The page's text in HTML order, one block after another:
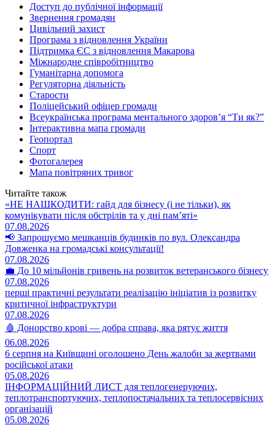
Доступ до публічної інформації
Звернення громадян
Цивільний захист
Програма з відновлення України
Підтримка ЄС з відновлення Макарова
Міжнародне співробітництво
Гуманітарна допомога
Регуляторна діяльність
Старости
Поліцейський офіцер громади
Всеукраїнська програма ментального здоров’я “Ти як?”
Інтерактивна мапа громади
Геопортал
Спорт
Фотогалерея
Мапа повітряних тривог
Читайте також
«НЕ НАШКОДИТИ: гайд для бізнесу (і не тільки), як
комунікувати після обстрілів та у дні пам’яті»
07.08.2026
📢 Запрошуємо мешканців будинків по вул. Олександра
Довженка на громадські консультації!
07.08.2026
💼 До 10 мільйонів гривень на розвиток ветеранського бізнесу
07.08.2026
перші практичні результати реалізацію ініціатив із розвитку
критичної інфраструктури
07.08.2026
🩸 Донорство крові — добра справа, яка рятує життя
06.08.2026
6 серпня на Київщині оголошено День жалоби за жертвами
російської атаки
05.08.2026
ІНФОРМАЦІЙНИЙ ЛИСТ для теплогенеруючих,
теплотранспортуючих, теплопостачальних та теплосервісних
організацій
05.08.2026